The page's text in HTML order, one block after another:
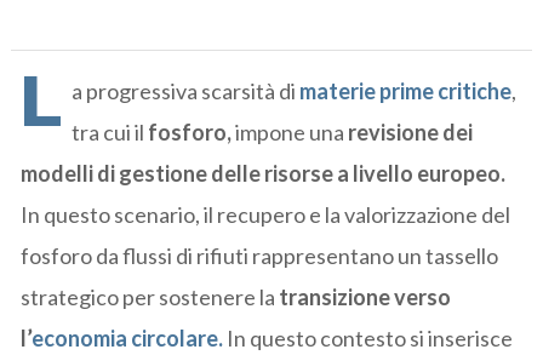
L a progressiva scarsità di materie prime critiche,
tra cui il fosforo,impone una revisione dei
modelli di gestione delle risorse a livello europeo.
In questo scenario, il recupero e la valorizzazione del
fosforo da flussi di rifiuti rappresentano un tassello
strategico per sostenere la transizione verso
l’economia circolare. In questo contesto si inserisce